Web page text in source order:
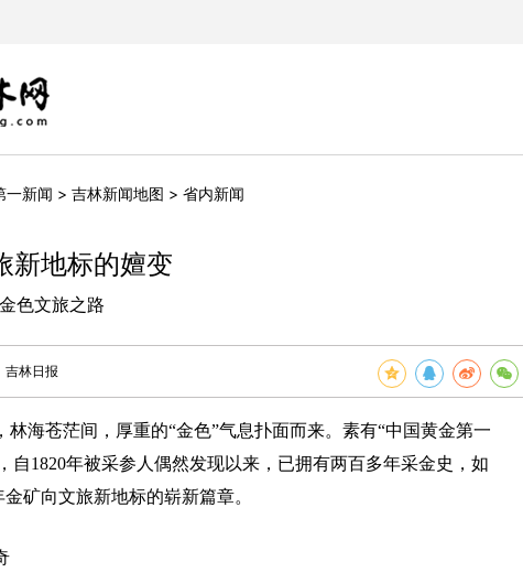
一新闻 > 吉林新闻地图 > 省内新闻
新地标的嬗变
色文旅之路
吉林日报
海苍茫间，厚重的“金色”气息扑面而来。素有“中国黄金第一
自1820年被采参人偶然发现以来，已拥有两百多年采金史，如
矿向文旅新地标的崭新篇章。